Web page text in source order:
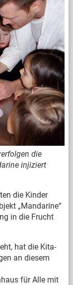
die
injiziert
die Kinder
„Mandarine“
in die Frucht
hat die Kita-
an diesem
für Alle mit